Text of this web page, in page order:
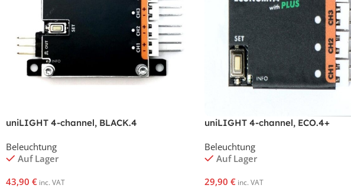
uniLIGHT 4-channel, BLACK.4
Beleuchtung
Auf Lager
43,90 € inc. VAT
uniLIGHT 4-channel, ECO.4+
Beleuchtung
Auf Lager
29,90 € inc. VAT